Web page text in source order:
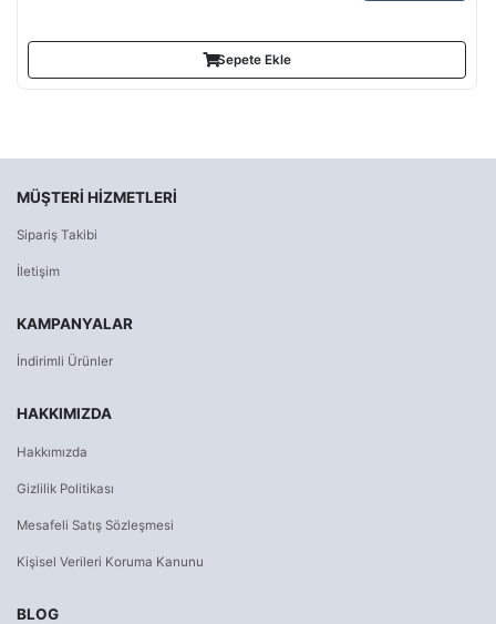
Sepete Ekle
MÜŞTERI HIZMETLERI
Sipariş Takibi
İletişim
KAMPANYALAR
İndirimli Ürünler
HAKKIMIZDA
Hakkımızda
Gizlilik Politikası
Mesafeli Satış Sözleşmesi
Kişisel Verileri Koruma Kanunu
BLOG